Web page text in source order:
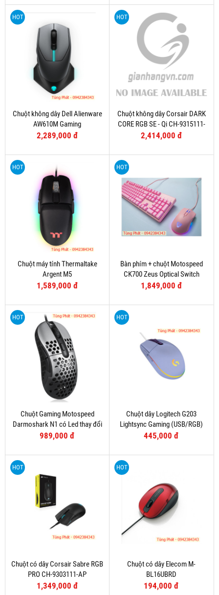
HOT
Chuột không dây Dell Alienware
AW610M Gaming
2,289,000 đ
HOT
Chuột không dây Corsair DARK
CORE RGB SE - Qi CH-9315111-
AP
2,414,000 đ
HOT
Chuột máy tính Thermaltake
Argent M5
1,589,000 đ
HOT
Bàn phím + chuột Motospeed
CK700 Zeus Optical Switch
(Hồng)
1,849,000 đ
HOT
Chuột Gaming Motospeed
Darmoshark N1 có Led thay đổi
theo DPI
989,000 đ
HOT
Chuột dây Logitech G203
Lightsync Gaming (USB/RGB)
Tím
445,000 đ
HOT
Chuột có dây Corsair Sabre RGB
PRO CH-9303111-AP
1,349,000 đ
HOT
Chuột có dây Elecom M-
BL16UBRD
194,000 đ